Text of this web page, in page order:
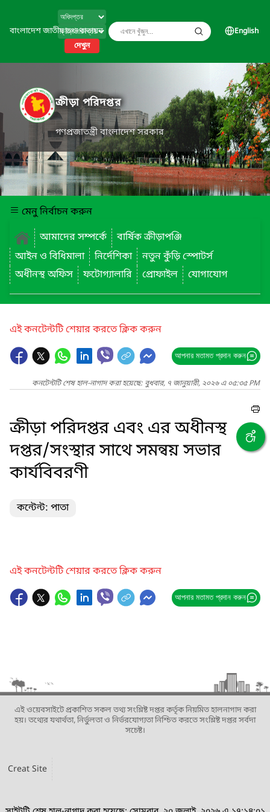
বাংলাদেশ জাতীয় তথ্য বাতায়ন
দেখুন
English
ক্রীড়া পরিদপ্তর
গণপ্রজাতন্ত্রী বাংলাদেশ সরকার
মেনু নির্বাচন করুন
আমাদের সম্পর্কে
বার্ষিক ক্রীড়াপঞ্জি
আইন ও বিধিমালা
নির্দেশিকা
নতুন কুঁড়ি স্পোটর্স
অধীনস্থ অফিস
ফটোগ্যালারি প্রোফাইল যোগাযোগ
এই কনটেন্টটি শেয়ার করতে ক্লিক করুন
আপনার মতামত প্রদান করুন
কনটেন্টটি শেষ হাল-নাগাদ করা হয়েছে: বুধবার, ৭ জানুয়ারী, ২০২৬ এ ০৫:৩৫ PM
ক্রীড়া পরিদপ্তর এবং এর অধীনস্থ
দপ্তর/সংস্থার সাথে সমন্বয় সভার
কার্যবিবরণী
কন্টেন্ট: পাতা
এই কনটেন্টটি শেয়ার করতে ক্লিক করুন
আপনার মতামত প্রদান করুন
এই ওয়েবসাইটে প্রকাশিত সকল তথ্য সংশ্লিষ্ট দপ্তর কর্তৃক নিয়মিত হালনাগাদ করা
হয়। তথ্যের যথার্থতা, নির্ভুলতা ও নির্ভরযোগ্যতা নিশ্চিত করতে সংশ্লিষ্ট দপ্তর সর্বদা
সচেষ্ট।
Creat Site